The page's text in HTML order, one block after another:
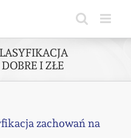
I ZŁE
zachowań na